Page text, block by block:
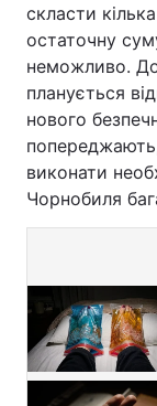
скласти
остаточну
неможливо.
планується
нового
виконати
Чорнобиля